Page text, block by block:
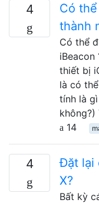
4
Có
thành
Có thể
thiết bị
là có
tính là
không?)
14
4
Đặt lại
X?
Bất kỳ